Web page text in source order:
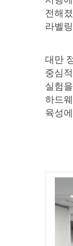
전해
라벨
대만
중심
실험
하드
육성